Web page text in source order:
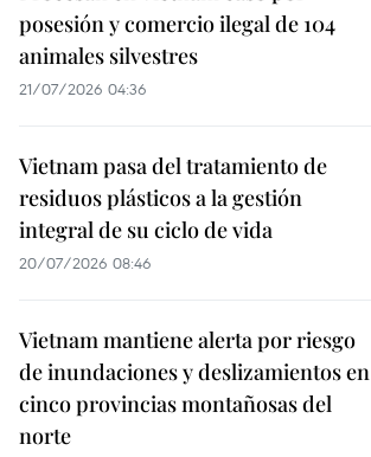
posesión y comercio ilegal de 104
animales silvestres
21/07/2026 04:36
Vietnam pasa del tratamiento de
residuos plásticos a la gestión
integral de su ciclo de vida
20/07/2026 08:46
Vietnam mantiene alerta por riesgo
de inundaciones y deslizamientos en
cinco provincias montañosas del
norte